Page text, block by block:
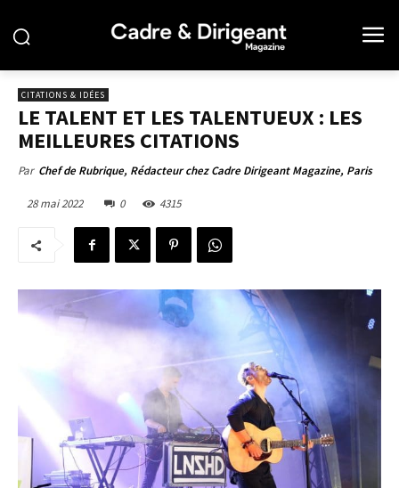
CITATIONS & IDÉES
LE TALENT ET LES TALENTUEUX : LES
MEILLEURES CITATIONS
Par Chef de Rubrique, Rédacteur chez Cadre Dirigeant Magazine, Paris
28 mai 2022 0 4315